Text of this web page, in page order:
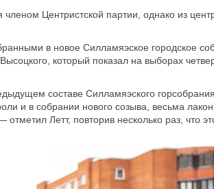
Центристской партии, однако из
в новое Силламяэское городское
который показал на выборах
составе Силламяэского
и в собрании нового созыва, весьма
Летт, повторив несколько раз, что